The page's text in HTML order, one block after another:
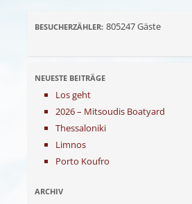
BESUCHERZÄHLER: 805247Gäste
NEUESTE BEITRÄGE
Los geht
2026 – Mitsoudis Boatyard
Thessaloniki
Limnos
Porto Koufro
ARCHIV